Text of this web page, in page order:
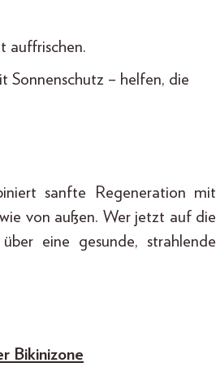
auffrischen.
Sonnenschutz – helfen, die
sanfte Regeneration mit
von außen. Wer jetzt auf die
eine gesunde, strahlende
Bikinizone